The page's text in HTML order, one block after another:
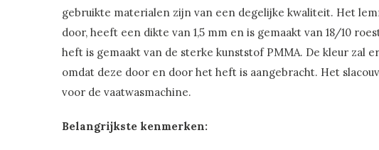
gebruikte materialen zijn van een degelijke kwaliteit. Het
door, heeft een dikte van 1,5 mm en is gemaakt van 18/10
heft is gemaakt van de sterke kunststof PMMA. De kleur zal
omdat deze door en door het heft is aangebracht. Het
voor de vaatwasmachine.
Belangrijkste kenmerken: